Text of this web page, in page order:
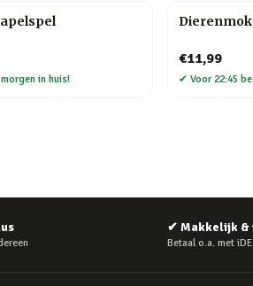
in huis!
€11,99
✔ Voor 22:45
✔ Makkelijk &
Betaal o.a. met